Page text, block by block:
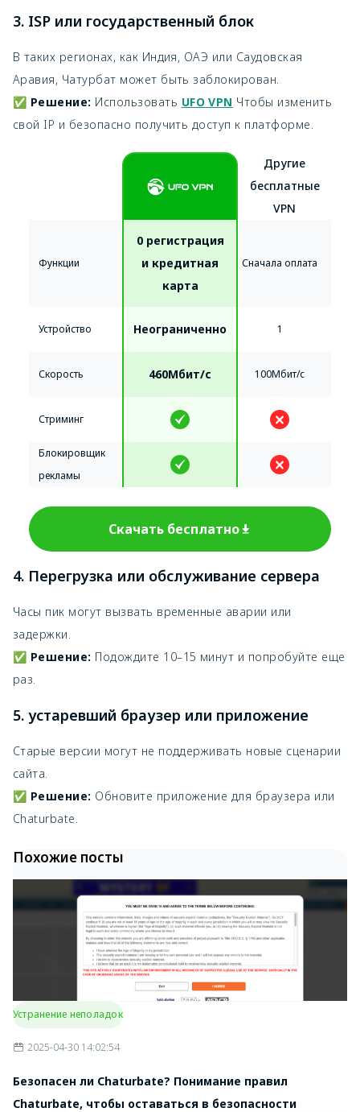
3. ISP или государственный блок
В таких регионах, как Индия, ОАЭ или Саудовская
Аравия, Чатурбат может быть заблокирован.
✅ Решение: Использовать UFO VPN Чтобы изменить
свой IP и безопасно получить доступ к платформе.
Функции
Устройство
Скорость
Стриминг
Блокировщик
рекламы
0 регистрация
и кредитная
карта
Неограниченно
460Мбит/с
Другие
бесплатные
VPN
Сначала оплата
1
100Мбит/с
Скачать бесплатно
4. Перегрузка или обслуживание сервера
Часы пик могут вызвать временные аварии или
задержки.
✅ Решение: Подождите 10–15 минут и попробуйте еще
раз.
5. устаревший браузер или приложение
Старые версии могут не поддерживать новые сценарии
сайта.
✅ Решение: Обновите приложение для браузера или
Chaturbate.
Похожие посты
Устранение неполадок
2025-04-30 14:02:54
Безопасен ли Chaturbate? Понимание правил
Chaturbate, чтобы оставаться в безопасности